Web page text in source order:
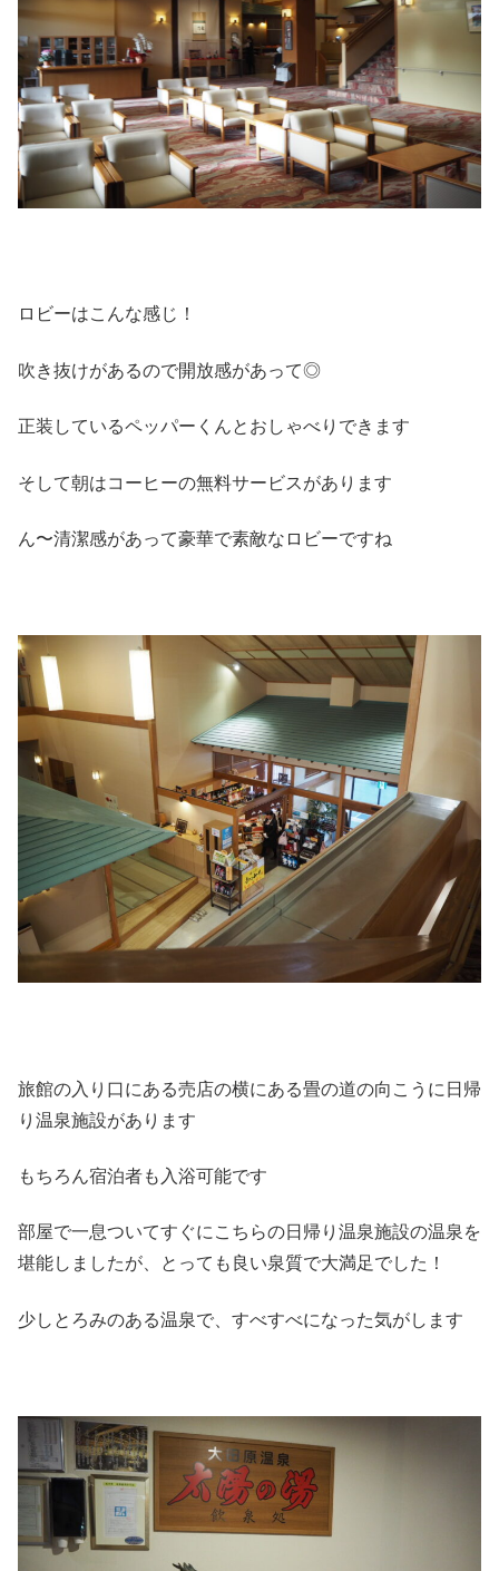
ロビーはこんな感じ！
吹き抜けがあるので開放感があって◎
正装しているペッパーくんとおしゃべりできます
そして朝はコーヒーの無料サービスがあります
ん〜清潔感があって豪華で素敵なロビーですね
旅館の入り口にある売店の横にある畳の道の向こうに日帰
り温泉施設があります
もちろん宿泊者も入浴可能です
部屋で一息ついてすぐにこちらの日帰り温泉施設の温泉を
堪能しましたが、とっても良い泉質で大満足でした！
少しとろみのある温泉で、すべすべになった気がします